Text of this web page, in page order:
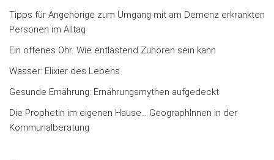
Tipps für Angehörige zum Umgang mit am Demenz erkrankten
Personen im Alltag
Ein offenes Ohr: Wie entlastend Zuhören sein kann
Wasser: Elixier des Lebens
Gesunde Ernährung: Ernährungsmythen aufgedeckt
Die Prophetin im eigenen Hause… GeographInnen in der
Kommunalberatung